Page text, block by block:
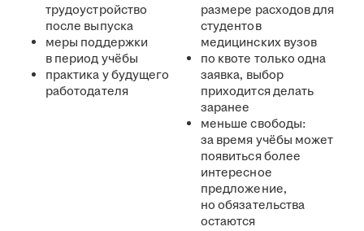
трудоустройство
после выпуска
меры поддержки
в период учёбы
практика у будущего
работодателя
размере расходов для
студентов
медицинских вузов
по квоте только одна
заявка, выбор
приходится делать
заранее
меньше свободы:
за время учёбы может
появиться более
интересное
предложение,
но обязательства
остаются